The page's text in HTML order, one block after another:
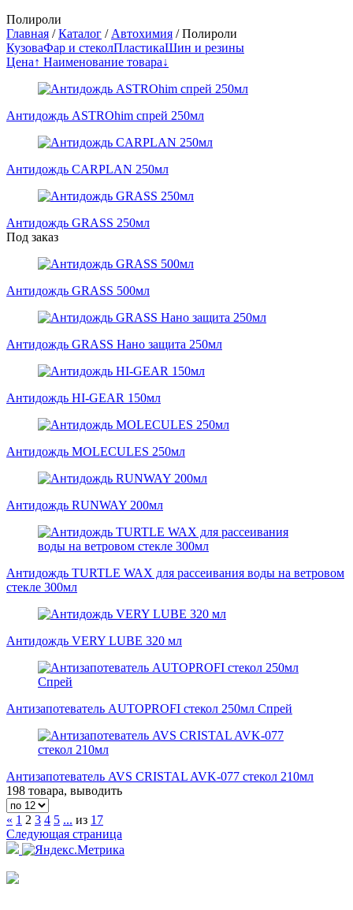
Полироли
Главная /Каталог / Автохимия /Полироли
КузоваФар и стеколПластикаШин и резины
Цена↑ Наименование товара↓
Антидождь ASTROhim спрей 250мл
Антидождь CARPLAN 250мл
Антидождь GRASS 250мл
Под заказ
Антидождь GRASS 500мл
Антидождь GRASS Нано защита 250мл
Антидождь HI-GEAR 150мл
Антидождь MOLECULES 250мл
Антидождь RUNWAY 200мл
Антидождь TURTLE WAX для рассеивания воды на ветровом
стекле 300мл
Антидождь VERY LUBE 320 мл
Антизапотеватель AUTOPROFI стекол 250мл Спрей
Антизапотеватель AVS CRISTAL AVK-077 стекол 210мл
198 товара, выводить
« 1 2 3 4 5 ... из 17
Следующая страница